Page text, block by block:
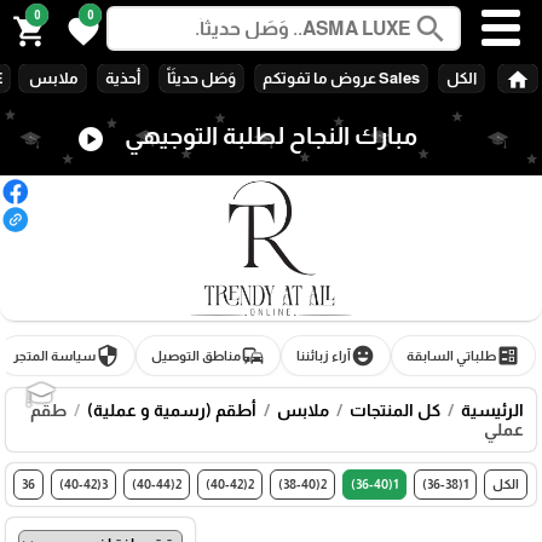
search
0
favorite
0
shopping_cart
home الكل Sales عروض ما تفوتكم وَصَل حديثَاً أحذية ملابس
مبارك النجاح لطلبة التوجيهي play_circle
🎓
ballotطلباتي السابقة emoji_emotionsآراء زبائننا commuteمناطق التوصيل securityسياسة المتجر
الرئيسية كل المنتجات ملابس أطقم (رسمية و عملية)
طقم
عملي
الكل 1(36-38)
1(36-40)
2(38-40)
2(40-42)
2(40-44)
3(40-42)
36